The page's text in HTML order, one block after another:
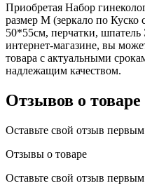
Приобретая Набор
размер М (зеркало по Куско
50*55см, перчатки,
интернет-магазине, вы
товара с актуальными
надлежащим качеством.
Отзывов о
Оставьте свой отзыв
Отзывы о товаре
Оставьте свой отзыв